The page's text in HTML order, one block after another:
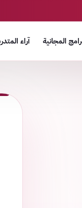
المجانية آراء